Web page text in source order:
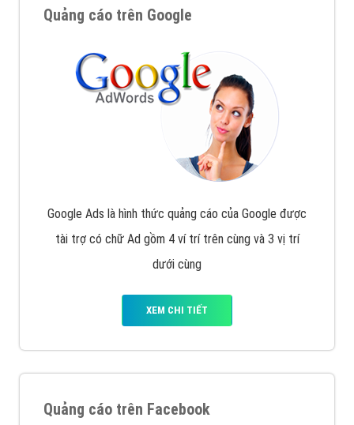
Quảng cáo trên Google
Google Ads là hình thức quảng cáo của Google được
tài trợ có chữ Ad gồm 4 ví trí trên cùng và 3 vị trí
dưới cùng
XEM CHI TIẾT
Quảng cáo trên Facebook